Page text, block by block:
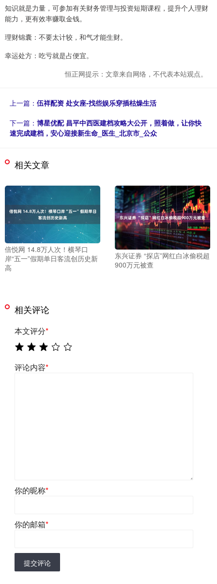
知识就是力量，可参加有关财务管理与投资短期课程，提升个人理财
能力，更有效率赚取金钱。
理财锦囊：不要太计较，和气才能生财。
幸运处方：吃亏就是占便宜。
恒正网提示：文章来自网络，不代表本站观点。
上一篇： 伍祥配资 处女座-找些娱乐穿插枯燥生活
下一篇： 博星优配 昌平中西医建档攻略大公开，照着做，让你快
速完成建档，安心迎接新生命_医生_北京市_公众
相关文章
倍悦网 14.8万人次！横琴口
岸“五一”假期单日客流创历史新
高
东兴证券 “探店”网红白冰偷税超
900万元被查
相关评论
本文评分*
评论内容*
你的昵称*
你的邮箱*
提交评论